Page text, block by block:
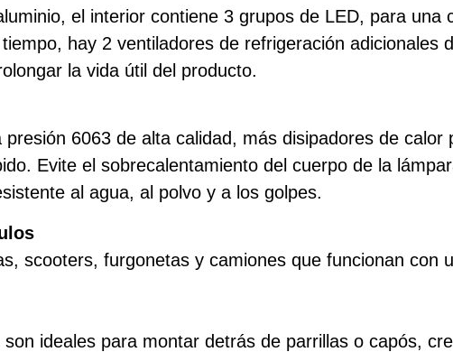
el interior contiene 3 grupos de LED, para una
hay 2 ventiladores de refrigeración adicionales
la vida útil del producto.
6063 de alta calidad, más disipadores de
Evite el sobrecalentamiento del cuerpo de la
al agua, al polvo y a los golpes.
scooters, furgonetas y camiones que funcionan con
ideales para montar detrás de parrillas o capós,